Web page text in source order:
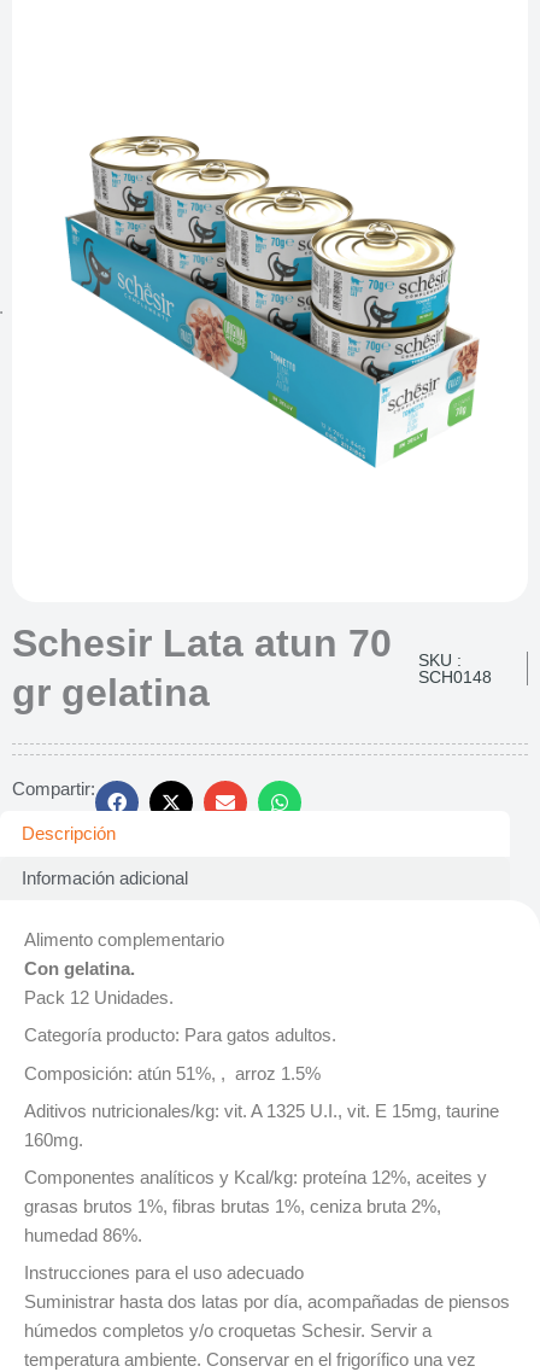
Schesir Lata atun 70
gr gelatina
SKU :
SCH0148
Compartir:
Descripción
Información adicional
Alimento complementario
Con gelatina.
Pack 12 Unidades.
Categoría producto: Para gatos adultos.
Composición: atún 51%, , arroz 1.5%
Aditivos nutricionales/kg: vit. A 1325 U.I., vit. E 15mg, taurine
160mg.
Componentes analíticos y Kcal/kg: proteína 12%, aceites y
grasas brutos 1%, fibras brutas 1%, ceniza bruta 2%,
humedad 86%.
Instrucciones para el uso adecuado
Suministrar hasta dos latas por día, acompañadas de piensos
húmedos completos y/o croquetas Schesir. Servir a
temperatura ambiente. Conservar en el frigorífico una vez